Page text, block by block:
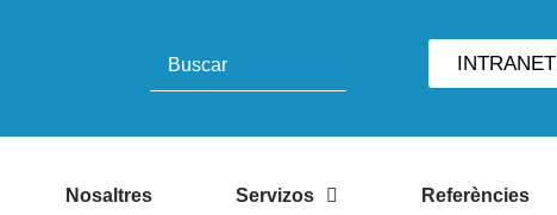
INTRANET
Nosaltres Servizos Referències